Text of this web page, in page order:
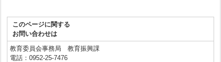
このページに関する
お問い合わせは
教育委員会事務局 教育振興課
電話：0952-25-7476